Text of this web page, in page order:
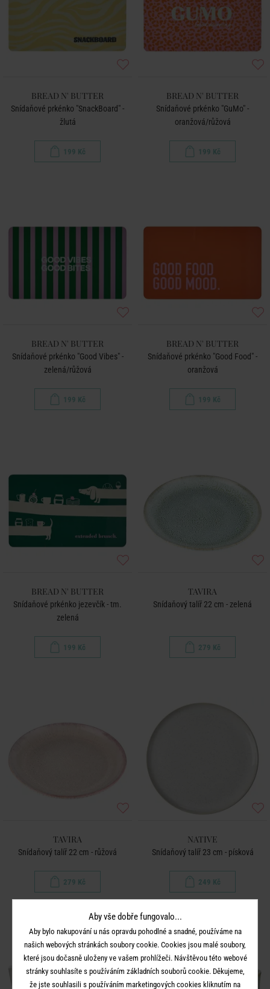
BREAD N' BUTTER
Snídaňové prkénko "SnackBoard" -
žlutá
199 Kč
BREAD N' BUTTER
Snídaňové prkénko "GuMo" -
oranžová/růžová
199 Kč
BREAD N' BUTTER
Snídaňové prkénko "Good Vibes" -
zelená/růžová
199 Kč
BREAD N' BUTTER
Snídaňové prkénko "Good Food" -
oranžová
199 Kč
BREAD N' BUTTER
Snídaňové prkénko jezevčík - tm.
zelená
199 Kč
TAVIRA
Snídaňový talíř 22 cm - zelená
279 Kč
TAVIRA
Snídaňový talíř 22 cm - růžová
279 Kč
NATIVE
Snídaňový talíř 23 cm - písková
249 Kč
Aby vše dobře fungovalo...
Aby bylo nakupování u nás opravdu pohodlné a snadné, používáme na
našich webových stránkách soubory cookie. Cookies jsou malé soubory,
které jsou dočasně uloženy ve vašem prohlížeči. Návštěvou této webové
stránky souhlasíte s používáním základních souborů cookie. Děkujeme,
že jste souhlasili s používáním marketingových cookies kliknutím na